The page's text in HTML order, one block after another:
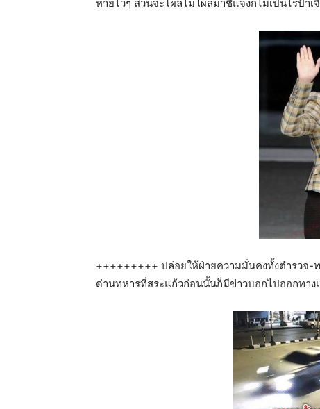
หายไวๆ ส่วนจะโผล่ไม่โผล่มาชี้แจงก็ไม่เป็นไรป้าเ
+++++++++ ปล่อยให้ฝ่ายความมั่นคงทั้งตำรวจ-
ด่านทหารที่สระแก้วก่อนนั้นก็มีข่าวบอกไปออกทาง